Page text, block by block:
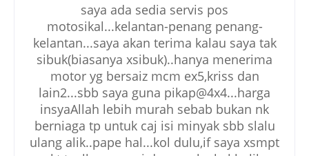
saya ada sedia servis pos
motosikal...kelantan-penang penang-
kelantan...saya akan terima kalau saya tak
sibuk(biasanya xsibuk)..hanya menerima
motor yg bersaiz mcm ex5,kriss dan
lain2...sbb saya guna pikap@4x4...harga
insyaAllah lebih murah sebab bukan nk
berniaga tp untuk caj isi minyak sbb slalu
ulang alik..pape hal...kol dulu,if saya xsmpt